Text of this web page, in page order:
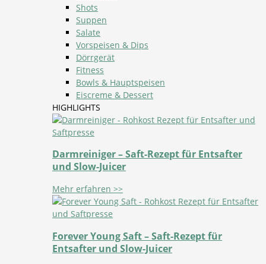
Shots
Suppen
Salate
Vorspeisen & Dips
Dörrgerät
Fitness
Bowls & Hauptspeisen
Eiscreme & Dessert
HIGHLIGHTS
Darmreiniger – Saft-Rezept für Entsafter
und Slow-Juicer
Mehr erfahren >>
Forever Young Saft – Saft-Rezept für
Entsafter und Slow-Juicer